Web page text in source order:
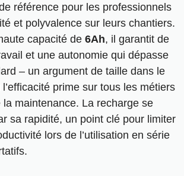
référence pour les professionnels
et polyvalence sur leurs chantiers.
capacité de 6Ah, il garantit de
et une autonomie qui dépasse
– un argument de taille dans le
prime sur tous les métiers
maintenance. La recharge se
sa rapidité, un point clé pour limiter
lors de l’utilisation en série